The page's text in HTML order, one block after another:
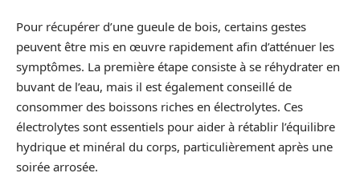
Pour récupérer d’une gueule de bois, certains gestes
peuvent être mis en œuvre rapidement afin d’atténuer les
symptômes. La première étape consiste à se réhydrater en
buvant de l’eau, mais il est également conseillé de
consommer des boissons riches en électrolytes. Ces
électrolytes sont essentiels pour aider à rétablir l’équilibre
hydrique et minéral du corps, particulièrement après une
soirée arrosée.